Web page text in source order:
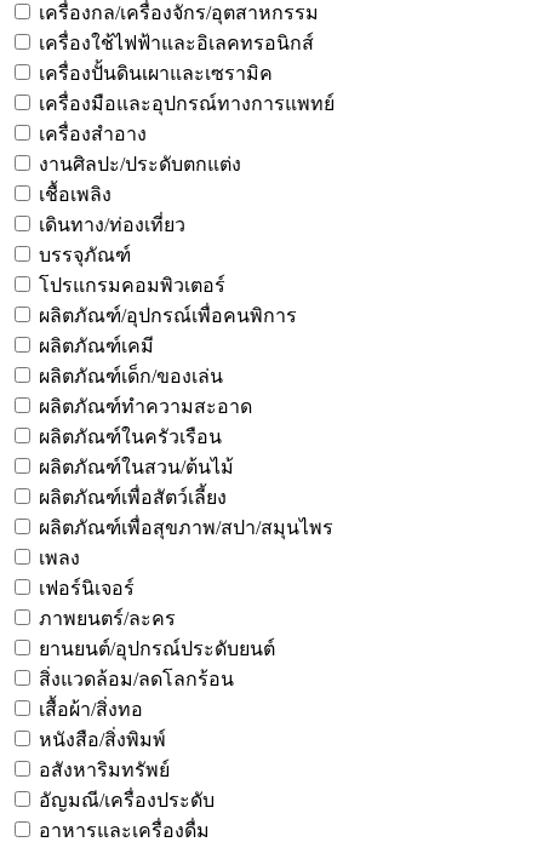
เครื่องกล/เครื่องจักร/อุตสาหกรรม
เครื่องใช้ไฟฟ้าและอิเลคทรอนิกส์
เครื่องปั้นดินเผาและเซรามิค
เครื่องมือและอุปกรณ์ทางการแพทย์
เครื่องสำอาง
งานศิลปะ/ประดับตกแต่ง
เชื้อเพลิง
เดินทาง/ท่องเที่ยว
บรรจุภัณฑ์
โปรแกรมคอมพิวเตอร์
ผลิตภัณฑ์/อุปกรณ์เพื่อคนพิการ
ผลิตภัณฑ์เคมี
ผลิตภัณฑ์เด็ก/ของเล่น
ผลิตภัณฑ์ทำความสะอาด
ผลิตภัณฑ์ในครัวเรือน
ผลิตภัณฑ์ในสวน/ต้นไม้
ผลิตภัณฑ์เพื่อสัตว์เลี้ยง
ผลิตภัณฑ์เพื่อสุขภาพ/สปา/สมุนไพร
เพลง
เฟอร์นิเจอร์
ภาพยนตร์/ละคร
ยานยนต์/อุปกรณ์ประดับยนต์
สิ่งแวดล้อม/ลดโลกร้อน
เสื้อผ้า/สิ่งทอ
หนังสือ/สิ่งพิมพ์
อสังหาริมทรัพย์
อัญมณี/เครื่องประดับ
อาหารและเครื่องดื่ม